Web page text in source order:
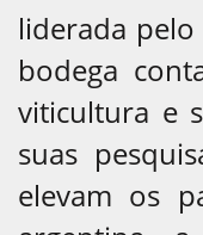
liderada
bodega
viticultura e
suas
elevam os